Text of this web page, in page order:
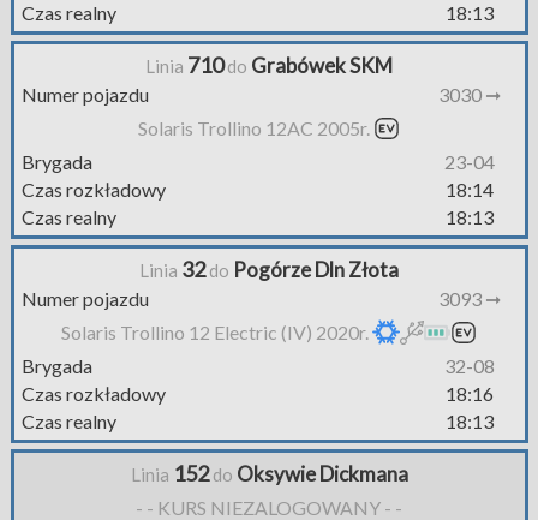
Czas realny
18:13
Linia 710do Grabówek SKM
Numer pojazdu
3030 ➞
Solaris Trollino 12AC 2005r.
Brygada
23-04
Czas rozkładowy
18:14
Czas realny
18:13
Linia 32do Pogórze Dln Złota
Numer pojazdu
3093 ➞
Solaris Trollino 12 Electric (IV) 2020r.
Brygada
32-08
Czas rozkładowy
18:16
Czas realny
18:13
Linia 152do Oksywie Dickmana
- - KURS NIEZALOGOWANY - -